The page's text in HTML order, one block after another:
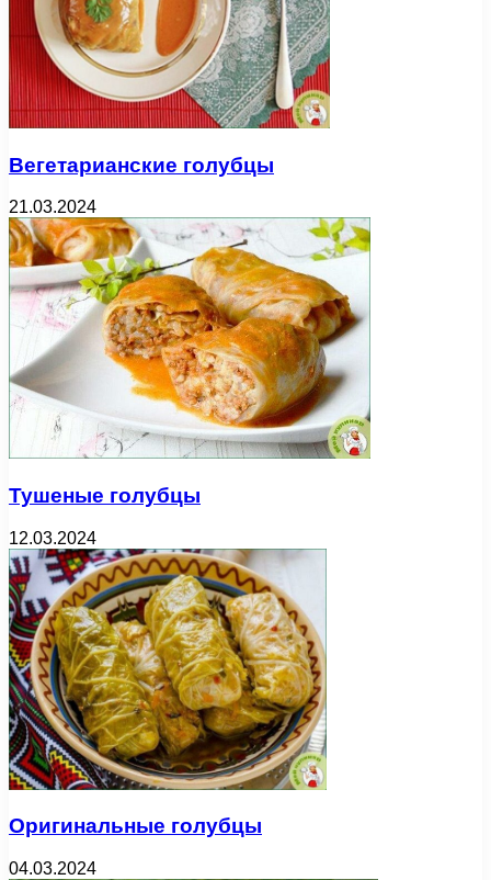
Вегетарианские голубцы
21.03.2024
Тушеные голубцы
12.03.2024
Оригинальные голубцы
04.03.2024